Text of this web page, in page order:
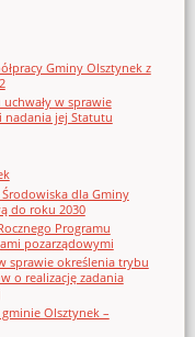
Gminy Olsztynek z
w sprawie
nadania jej Statutu
dla Gminy
do roku 2030
Programu
pozarządowymi
sprawie określenia trybu
o realizację zadania
Olsztynek –